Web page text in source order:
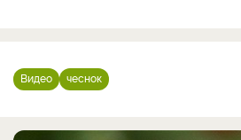
Видео чеснок